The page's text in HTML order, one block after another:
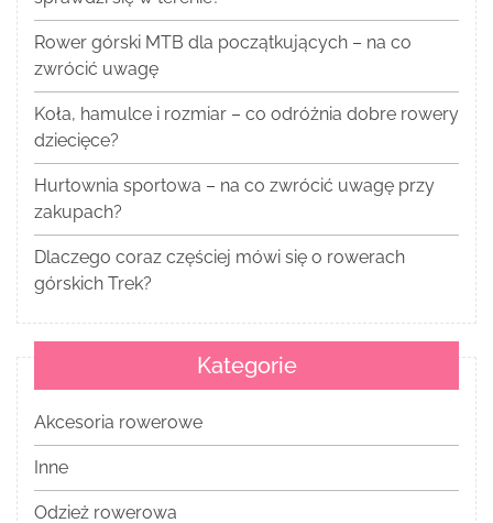
Rower górski MTB dla początkujących – na co
zwrócić uwagę
Koła, hamulce i rozmiar – co odróżnia dobre rowery
dziecięce?
Hurtownia sportowa – na co zwrócić uwagę przy
zakupach?
Dlaczego coraz częściej mówi się o rowerach
górskich Trek?
Kategorie
Akcesoria rowerowe
Inne
Odzież rowerowa